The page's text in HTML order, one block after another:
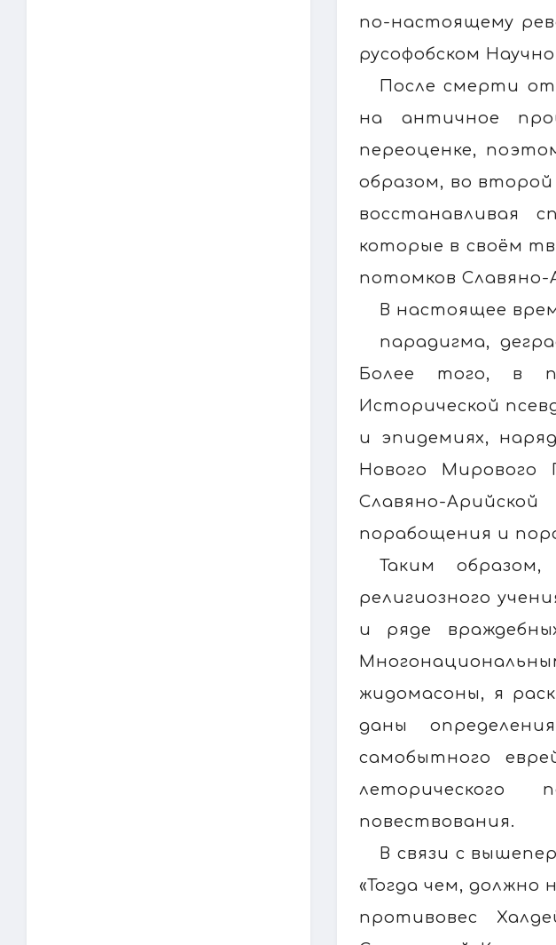
по-настоящему
русофобском
После смерти
на античное
переоценке,
образом, во второй
восстанавливая
которые в своём
потомков Славяно-
В настоящее
парадигма,
Более того, в
Исторической
и эпидемиях,
Нового Мирового
Славяно-
порабощения и
Таким образом,
религиозного
и ряде
жидомасоны, я
даны
самобытного
леторического
повествования.
В связи с
«Тогда чем, должно
противовес